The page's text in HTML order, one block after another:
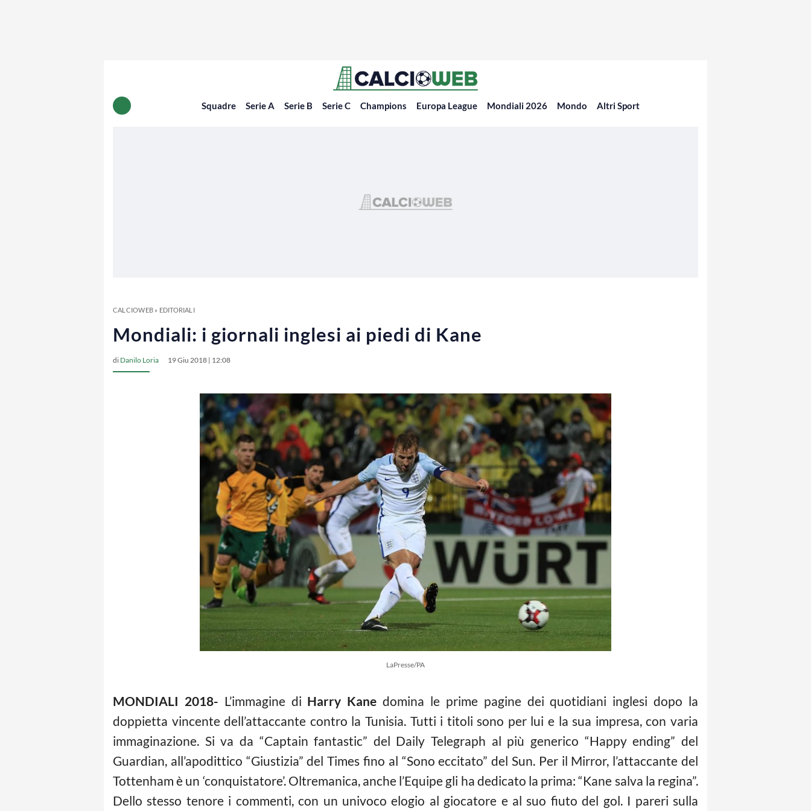
Squadre Serie A Serie B Serie C Champions Europa League Mondiali 2026 Mondo Altri Sport
CALCIOWEB» EDITORIALI
Mondiali: i giornali inglesi ai piedi di Kane
di Danilo Loria 19 Giu 2018 | 12:08
LaPresse/PA
MONDIALI 2018- L’immagine di Harry Kane domina le prime pagine dei quotidiani inglesi dopo la
doppietta vincente dell’attaccante contro la Tunisia. Tutti i titoli sono per lui e la sua impresa, con varia
immaginazione. Si va da “Captain fantastic” del Daily Telegraph al più generico “Happy ending” del
Guardian, all’apodittico “Giustizia” del Times fino al “Sono eccitato” del Sun. Per il Mirror, l’attaccante del
Tottenham è un ‘conquistatore’. Oltremanica, anche l’Equipe gli ha dedicato la prima: “Kane salva la regina”.
Dello stesso tenore i commenti, con un univoco elogio al giocatore e al suo fiuto del gol. I pareri sulla